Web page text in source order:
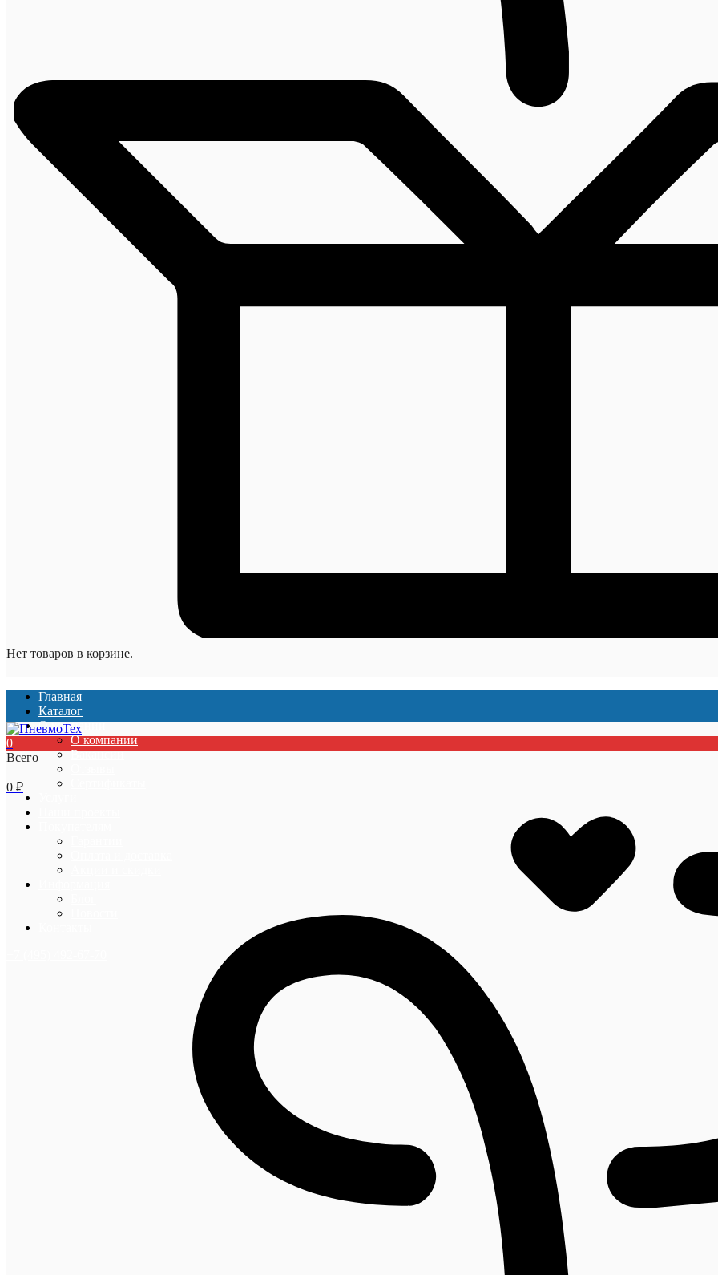
Нет товаров в корзине.
Главная
Каталог
О компании
О компании
Вакансии
0
Всего
0 ₽